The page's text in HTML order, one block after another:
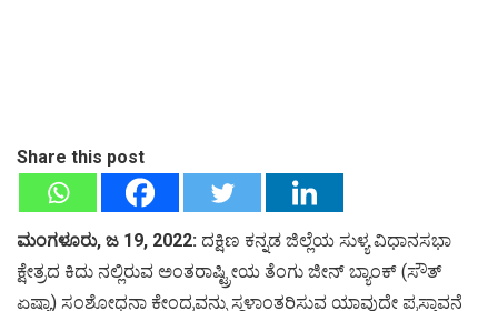
Share this post
ಮಂಗಳೂರು, ಜ 19, 2022: ದಕ್ಷಿಣ ಕನ್ನಡ ಜಿಲ್ಲೆಯ ಸುಳ್ಯ ವಿಧಾನಸಭಾ
ಕ್ಷೇತ್ರದ ಕಿದು ನಲ್ಲಿರುವ ಅಂತರಾಷ್ಟ್ರೀಯ ತೆಂಗು ಜೀನ್ ಬ್ಯಾಂಕ್ (ಸೌತ್
ಏಷ್ಯಾ) ಸಂಶೋಧನಾ ಕೇಂದ್ರವನ್ನು ಸ್ಥಳಾಂತರಿಸುವ ಯಾವುದೇ ಪ್ರಸ್ತಾವನೆ